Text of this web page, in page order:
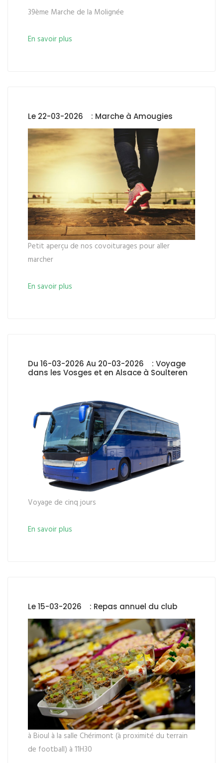
39ème Marche de la Molignée
En savoir plus
Le 22-03-2026 : Marche à Amougies
Petit aperçu de nos covoiturages pour aller
marcher
En savoir plus
Du 16-03-2026 Au 20-03-2026 : Voyage
dans les Vosges et en Alsace à Soulteren
Voyage de cinq jours
En savoir plus
Le 15-03-2026 : Repas annuel du club
à Bioul à la salle Chérimont (à proximité du terrain
de football) à 11H30